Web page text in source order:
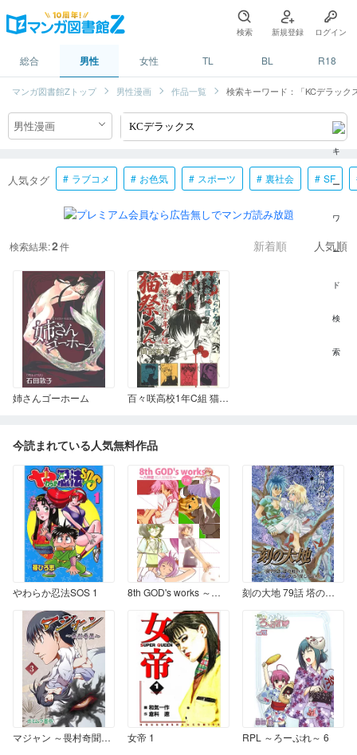
検索 新規登録 ログイン
総合 男性 女性 TL BL R18
マンガ図書館Zトップ 男性漫画 作品一覧 検索キーワード：「KCデラック
人気タグ ラブコメ お色気 スポーツ 裏社会 SF
検索結果:2件 新着順 人気順
姉さんゴーホーム 百々咲高校1年C組 猫祭くん
今読まれている人気無料作品
やわらか忍法SOS 1 8th GOD's works ～八神健同人短編集～ 下 刻の大地 79話 塔の戦い８「本当」から「信じたい」
マジャン ～畏村奇聞～ 3 女帝 1 RPL ～ろーぷれ～ 6